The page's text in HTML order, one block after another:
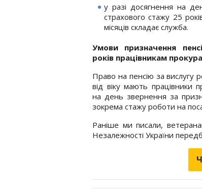
у разі досягнення на
страхового стажу 25
місяців складає служба.
Умови призначення
років працівникам
Право на пенсію за вислугу
від віку мають працівники
на день звернення за
зокрема стажу роботи на
Раніше ми писали,
Незалежності України